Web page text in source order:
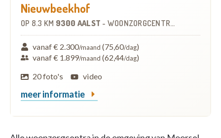
Nieuwbeekhof
OP 8.3 KM 9300 AALST - WOONZORGCENTRUM (WZC)
vanaf € 2.300/maand (75,60/dag)
vanaf € 1.899/maand (62,44/dag)
20 foto's
video
meer informatie